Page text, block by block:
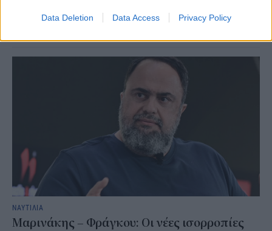
Data Deletion Data Access Privacy Policy
Ναυτικών Δοκίμων, την Πέμπτη 9 Ιουλίου 2026.
ΝΑΥΤΙΛΙΑ
Μαρινάκης – Φράγκου: Οι νέες ισορροπίες